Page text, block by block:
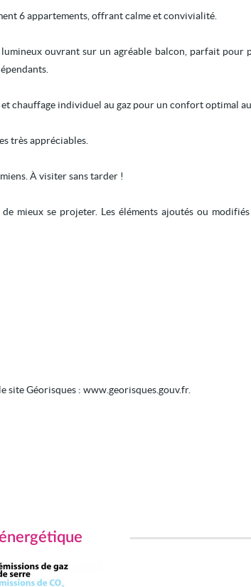
6 appartements, offrant calme et convivialité.
ouvrant sur un agréable balcon, parfait pour
chauffage individuel au gaz pour un confort optimal
très appréciables.
À visiter sans tarder !
mieux se projeter. Les éléments ajoutés ou
site Géorisques : www.georisques.gouv.fr.